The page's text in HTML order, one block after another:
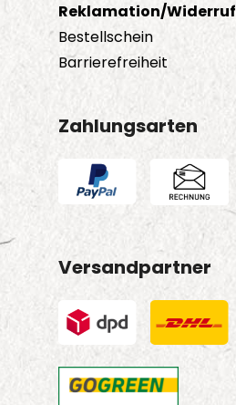
Reklamation/Widerruf
Bestellschein
Barrierefreiheit
Zahlungsarten
Versandpartner